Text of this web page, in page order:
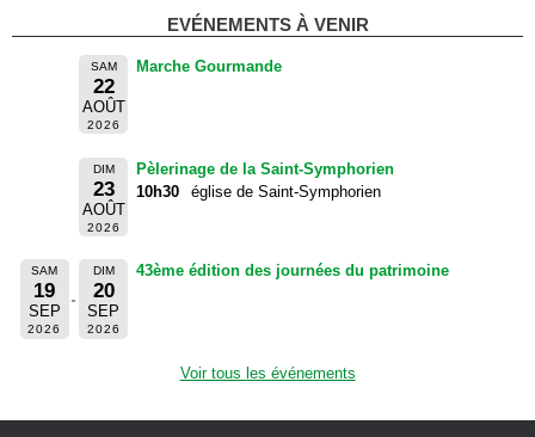
EVÉNEMENTS À VENIR
SAM
22
AOÛT
2026
Marche Gourmande
DIM
23
AOÛT
2026
Pèlerinage de la Saint-Symphorien
10h30
église de Saint-Symphorien
SAM
19
SEP
2026
DIM
20
SEP
2026
43ème édition des journées du patrimoine
Voir tous les événements